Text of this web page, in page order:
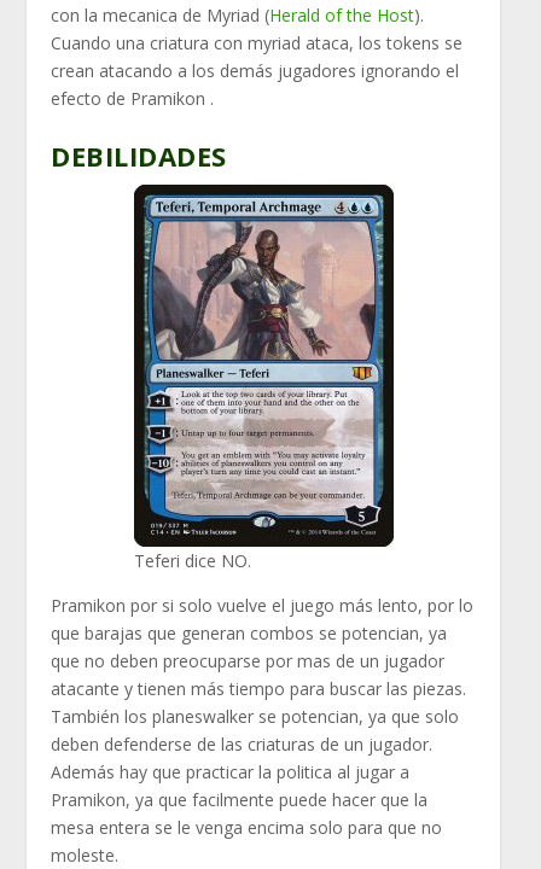
con la mecanica de Myriad (Herald of the Host).
Cuando una criatura con myriad ataca, los tokens se
crean atacando a los demás jugadores ignorando el
efecto de Pramikon .
DEBILIDADES
Teferi dice NO.
Pramikon por si solo vuelve el juego más lento, por lo
que barajas que generan combos se potencian, ya
que no deben preocuparse por mas de un jugador
atacante y tienen más tiempo para buscar las piezas.
También los planeswalker se potencian, ya que solo
deben defenderse de las criaturas de un jugador.
Además hay que practicar la politica al jugar a
Pramikon, ya que facilmente puede hacer que la
mesa entera se le venga encima solo para que no
moleste.